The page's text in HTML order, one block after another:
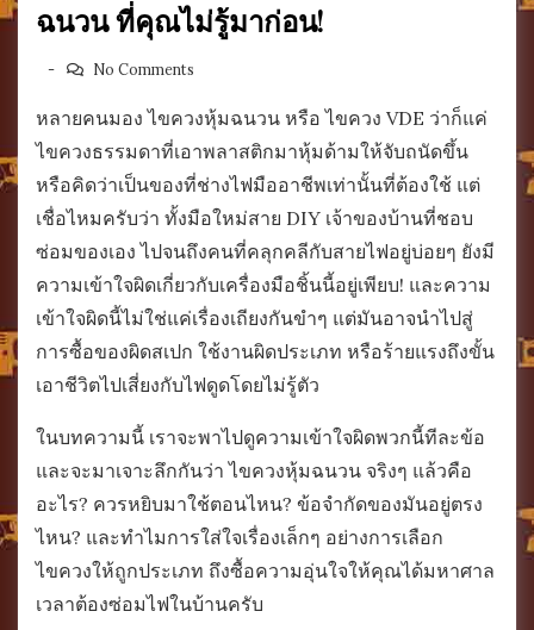
ฉนวน ที่คุณไม่รู้มาก่อน!
No Comments
หลายคนมอง ไขควงหุ้มฉนวน หรือ ไขควง VDE ว่าก็แค่
ไขควงธรรมดาที่เอาพลาสติกมาหุ้มด้ามให้จับถนัดขึ้น
หรือคิดว่าเป็นของที่ช่างไฟมืออาชีพเท่านั้นที่ต้องใช้ แต่
เชื่อไหมครับว่า ทั้งมือใหม่สาย DIY เจ้าของบ้านที่ชอบ
ซ่อมของเอง ไปจนถึงคนที่คลุกคลีกับสายไฟอยู่บ่อยๆ ยังมี
ความเข้าใจผิดเกี่ยวกับเครื่องมือชิ้นนี้อยู่เพียบ! และความ
เข้าใจผิดนี้ไม่ใช่แค่เรื่องเถียงกันขำๆ แต่มันอาจนำไปสู่
การซื้อของผิดสเปก ใช้งานผิดประเภท หรือร้ายแรงถึงขั้น
เอาชีวิตไปเสี่ยงกับไฟดูดโดยไม่รู้ตัว
ในบทความนี้ เราจะพาไปดูความเข้าใจผิดพวกนี้ทีละข้อ
และจะมาเจาะลึกกันว่า ไขควงหุ้มฉนวน จริงๆ แล้วคือ
อะไร? ควรหยิบมาใช้ตอนไหน? ข้อจำกัดของมันอยู่ตรง
ไหน? และทำไมการใส่ใจเรื่องเล็กๆ อย่างการเลือก
ไขควงให้ถูกประเภท ถึงซื้อความอุ่นใจให้คุณได้มหาศาล
เวลาต้องซ่อมไฟในบ้านครับ